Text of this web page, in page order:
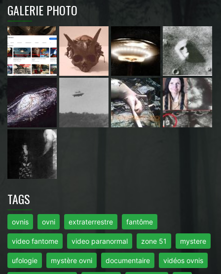
GALERIE PHOTO
TAGS
ovnis ovni extraterrestre fantôme
video fantome video paranormal zone 51 mystere
ufologie mystère ovni documentaire vidéos ovnis